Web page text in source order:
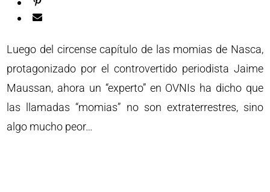
Luego del circense capítulo de las momias de Nasca,
protagonizado por el controvertido periodista Jaime
Maussan, ahora un “experto” en OVNIs ha dicho que
las llamadas “momias” no son extraterrestres, sino
algo mucho peor…